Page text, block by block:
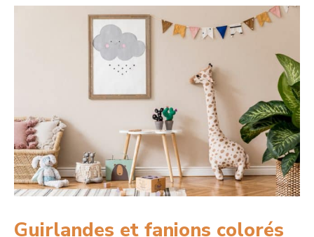
Guirlandes et fanions colorés